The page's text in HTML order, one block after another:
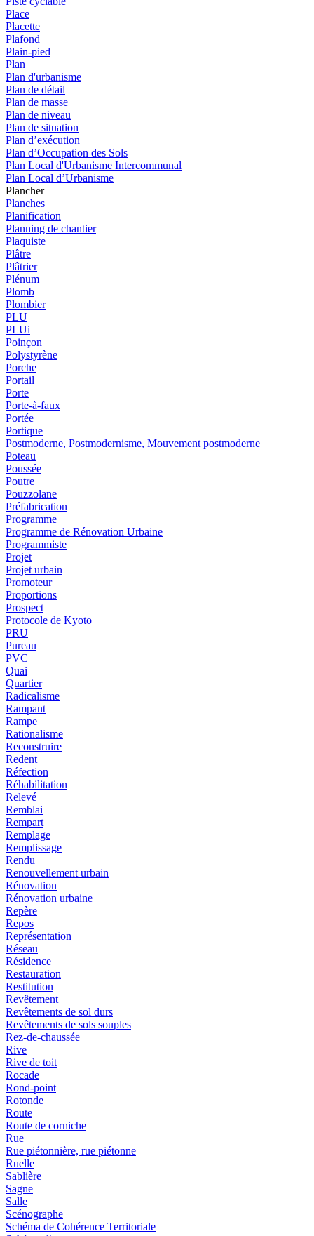
Place
Placette
Plafond
Plain-pied
Plan
Plan d'urbanisme
Plan de détail
Plan de masse
Plan de niveau
Plan de situation
Plan d’exécution
Plan d’Occupation des Sols
Plan Local d'Urbanisme Intercommunal
Plan Local d’Urbanisme
Plancher
Planches
Planification
Planning de chantier
Plaquiste
Plâtre
Plâtrier
Plénum
Plomb
Plombier
PLU
PLUi
Poinçon
Polystyrène
Porche
Portail
Porte
Porte-à-faux
Portée
Portique
Postmoderne, Postmodernisme, Mouvement postmoderne
Poteau
Poussée
Poutre
Pouzzolane
Préfabrication
Programme
Programme de Rénovation Urbaine
Programmiste
Projet
Projet urbain
Promoteur
Proportions
Prospect
Protocole de Kyoto
PRU
Pureau
PVC
Quai
Quartier
Radicalisme
Rampant
Rampe
Rationalisme
Reconstruire
Redent
Réfection
Réhabilitation
Relevé
Remblai
Rempart
Remplage
Remplissage
Rendu
Renouvellement urbain
Rénovation
Rénovation urbaine
Repère
Repos
Représentation
Réseau
Résidence
Restauration
Restitution
Revêtement
Revêtements de sol durs
Revêtements de sols souples
Rez-de-chaussée
Rive
Rive de toit
Rocade
Rond-point
Rotonde
Route
Route de corniche
Rue
Rue piétonnière, rue piétonne
Ruelle
Sablière
Sagne
Salle
Scénographe
Schéma de Cohérence Territoriale